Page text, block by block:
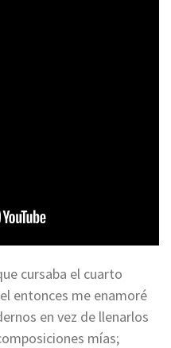
cursaba el cuarto
entonces me enamoré
en vez de llenarlos
mías;